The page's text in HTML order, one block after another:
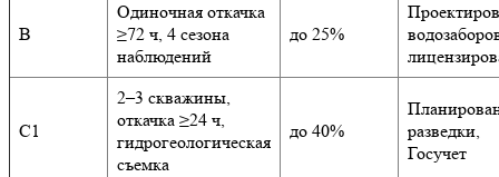
B
Одиночная откачка
≥72 ч, 4 сезона
наблюдений
до 25%
C1
2–3 скважины,
откачка ≥24 ч,
гидрогеологическая
съемка
до 40%
разведки,
Госучет